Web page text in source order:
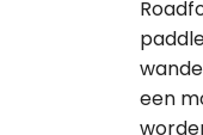
een